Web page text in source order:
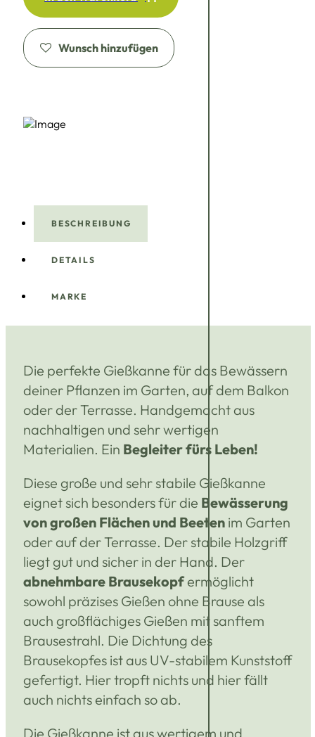
Wunsch hinzufügen
BESCHREIBUNG
DETAILS
MARKE
Die perfekte Gießkanne für das Bewässern
deiner Pflanzen im Garten, auf dem Balkon
oder der Terrasse. Handgemacht aus
nachhaltigen und sehr wertigen
Materialien. Ein Begleiter fürs Leben!
Diese große und sehr stabile Gießkanne
eignet sich besonders für die Bewässerung
von großen Flächen und Beeten im Garten
oder auf der Terrasse. Der stabile Holzgriff
liegt gut und sicher in der Hand. Der
abnehmbare Brausekopfermöglicht
sowohl präzises Gießen ohne Brause als
auch großflächiges Gießen mit sanftem
Brausestrahl. Die Dichtung des
Brausekopfes ist aus UV-stabilem Kunststoff
gefertigt. Hier tropft nichts und hier fällt
auch nichts einfach so ab.
Die Gießkanne ist aus wertigem und